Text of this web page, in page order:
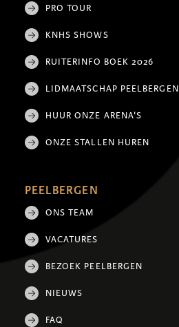
PRO TOUR
KNHS SHOWS
RUITERINFO BOEK 2026
LIDMAATSCHAP PEELBERGEN
HUUR ONZE ARENA'S
ONZE STALLEN HUREN
PEELBERGEN
ONS TEAM
VACATURES
BEZOEK PEELBERGEN
NIEUWS
FAQ